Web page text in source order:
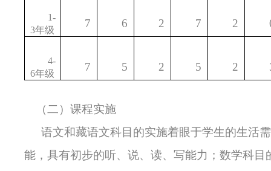
1-
3年级
7 6 2 7 2
4-
6年级
7 5 2 5 2
（二）课程实施
语文和藏语文科目的实施着眼于学生的生活
能，具有初步的听、说、读、写能力；数学科